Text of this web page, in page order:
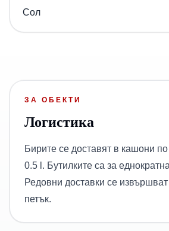
Сол
ЗА ОБЕКТИ
Логистика
Бирите се доставят в кашони по
0.5 l. Бутилките са за
Редовни доставки се
петък.